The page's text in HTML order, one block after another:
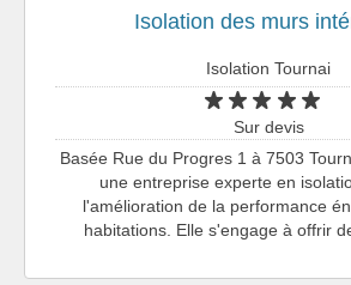
Isolation des murs
Isolation Tournai
Sur devis
Basée Rue du Progres 1 à 7503
une entreprise experte en
l'amélioration de la performance
habitations. Elle s'engage à offrir